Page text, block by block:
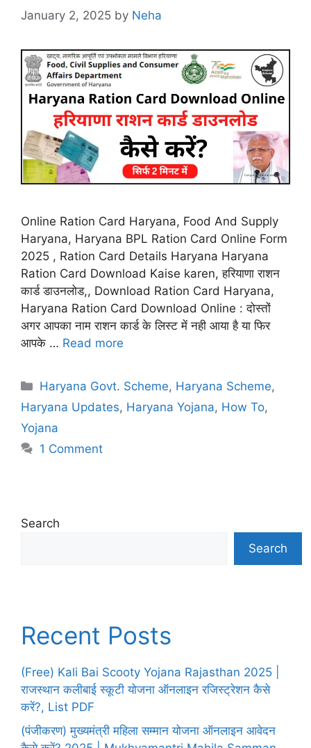
January 2, 2025 by Neha
Online Ration Card Haryana, Food And Supply
Haryana, Haryana BPL Ration Card Online Form
2025 , Ration Card Details Haryana Haryana
Ration Card Download Kaise karen, हरियाणा राशन
कार्ड डाउनलोड,, Download Ration Card Haryana,
Haryana Ration Card Download Online : दोस्तों
अगर आपका नाम राशन कार्ड के लिस्ट में नही आया है या फिर
आपके … Read more
Categories
Haryana Govt. Scheme, Haryana Scheme,
Haryana Updates, Haryana Yojana, How To,
Yojana
1 Comment
Search
Search
Recent Posts
(Free) Kali Bai Scooty Yojana Rajasthan 2025 |
राजस्थान कलीबाई स्कूटी योजना ऑनलाइन रजिस्ट्रेशन कैसे
करें?, List PDF
(पंजीकरण) मुख्यमंत्री महिला सम्मान योजना ऑनलाइन आवेदन